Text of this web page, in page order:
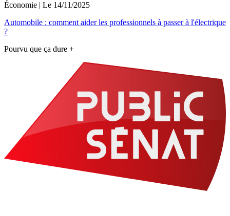
Économie | Le 14/11/2025
Automobile : comment aider les professionnels à passer à l'électrique
?
Pourvu que ça dure +